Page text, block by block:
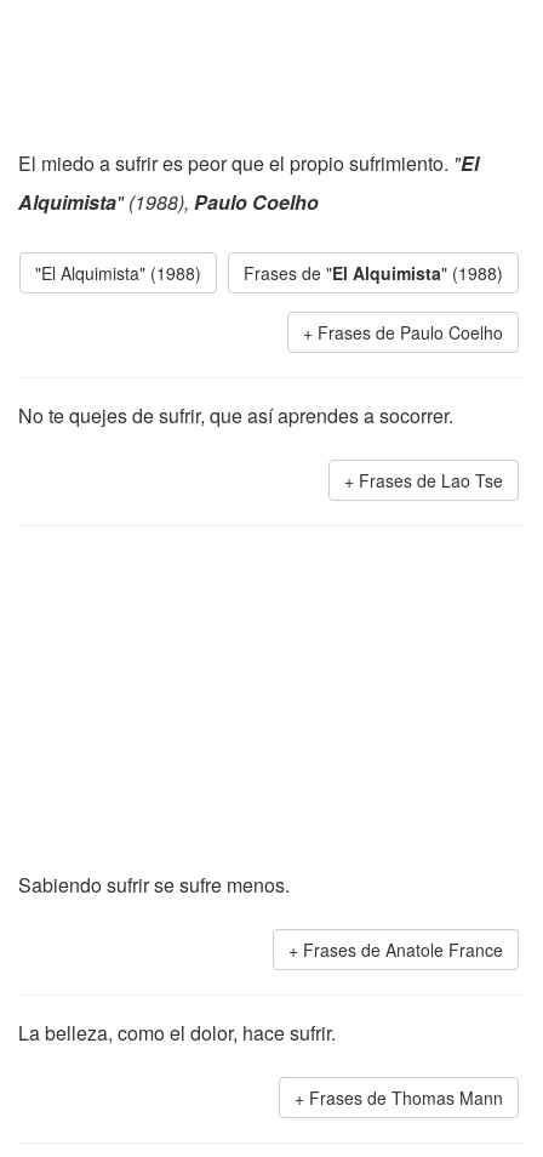
El miedo a sufrir es peor que el propio sufrimiento. "El
Alquimista" (1988), Paulo Coelho
"El Alquimista" (1988) Frases de "El Alquimista" (1988)
Frases de Paulo Coelho
No te quejes de sufrir, que así aprendes a socorrer.
Frases de Lao Tse
Sabiendo sufrir se sufre menos.
Frases de Anatole France
La belleza, como el dolor, hace sufrir.
Frases de Thomas Mann